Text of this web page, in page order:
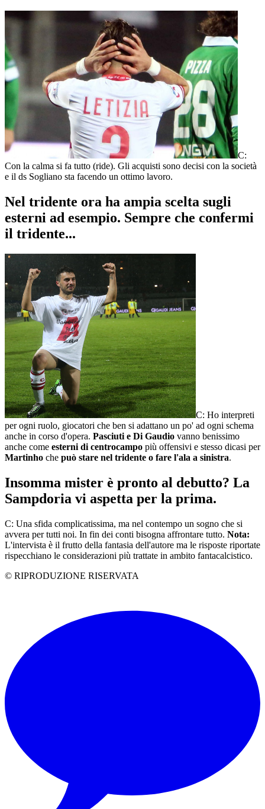
C:
Con la calma si fa tutto (ride). Gli acquisti sono decisi con la società
e il ds Sogliano sta facendo un ottimo lavoro.
Nel tridente ora ha ampia scelta sugli
esterni ad esempio. Sempre che confermi
il tridente...
C: Ho interpreti
per ogni ruolo, giocatori che ben si adattano un po' ad ogni schema
anche in corso d'opera. Pasciuti e Di Gaudio vanno benissimo
anche come esterni di centrocampo più offensivi e stesso dicasi per
Martinho che può stare nel tridente o fare l'ala a sinistra.
Insomma mister è pronto al debutto? La
Sampdoria vi aspetta per la prima.
C: Una sfida complicatissima, ma nel contempo un sogno che si
avvera per tutti noi. In fin dei conti bisogna affrontare tutto. Nota:
L'intervista è il frutto della fantasia dell'autore ma le risposte riportate
rispecchiano le considerazioni più trattate in ambito fantacalcistico.
© RIPRODUZIONE RISERVATA